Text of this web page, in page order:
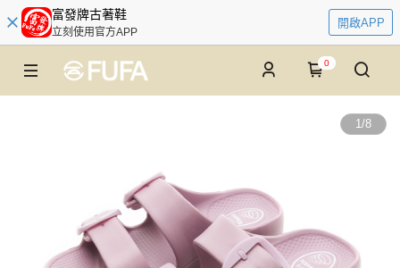
富發牌古著鞋
立刻使用官方APP
開啟APP
0
1/8